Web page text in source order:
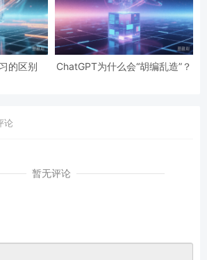
的区别 ChatGPT为什么会“胡编乱造”？
论
暂无评论